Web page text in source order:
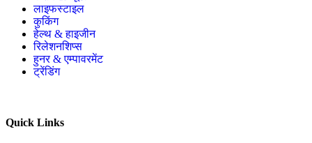
लाइफस्टाइल
कुकिंग
हेल्थ & हाइजीन
रिलेशनशिप्स
हुनर & एम्पावरमेंट
ट्रेंडिंग
Quick Links